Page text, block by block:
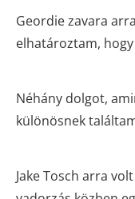
Geordie zavara
elhatároztam,
Néhány dolgot,
különösnek
Jake Tosch arra